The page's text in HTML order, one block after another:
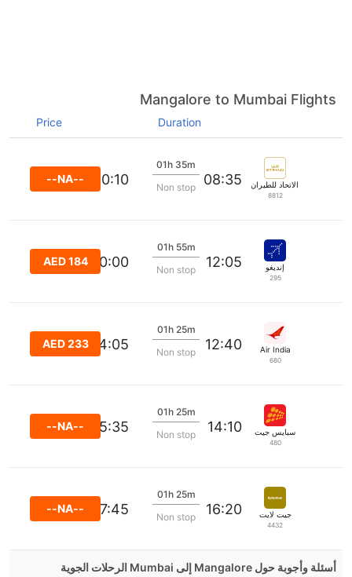
Mangalore to Mumbai Flights
Duration
Price
الاتحاد للطيران
8812
08:35
01h 35m
Non stop
10:10
--NA--
إنديغو
295
12:05
01h 55m
Non stop
14:00:00
AED 184
Air India
680
12:40
01h 25m
Non stop
14:05
AED 233
سبايس جيت
480
14:10
01h 25m
Non stop
15:35
--NA--
جيت لايت
4432
16:20
01h 25m
Non stop
17:45
--NA--
أسئلة وأجوبة حول Mangalore إلى Mumbai الرحلات الجوية